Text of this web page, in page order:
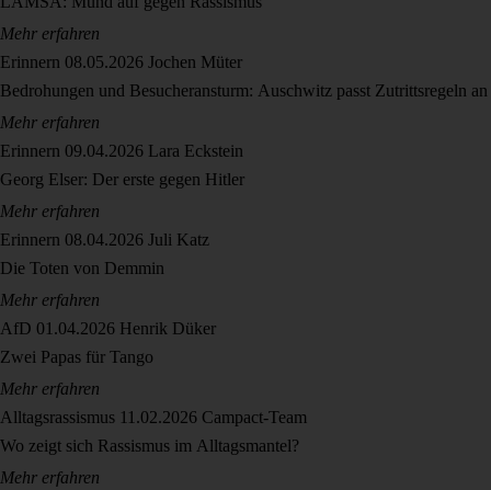
Mehr erfahren
Erinnern 08.05.2026 Jochen Müter
Bedrohungen und Besucheransturm: Auschwitz passt Zutrittsregeln an
Mehr erfahren
Erinnern 09.04.2026 Lara Eckstein
Georg Elser: Der erste gegen Hitler
Mehr erfahren
Erinnern 08.04.2026 Juli Katz
Die Toten von Demmin
Mehr erfahren
AfD 01.04.2026 Henrik Düker
Zwei Papas für Tango
Mehr erfahren
Alltagsrassismus 11.02.2026 Campact-Team
Wo zeigt sich Rassismus im Alltagsmantel?
Mehr erfahren